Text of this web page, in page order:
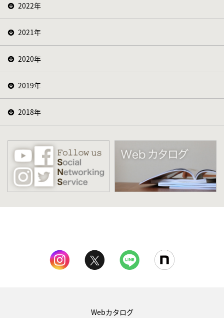
2022年
2021年
2020年
2019年
2018年
Webカタログ